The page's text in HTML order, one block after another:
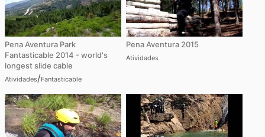
Pena Aventura Park
Fantasticable 2014 - world's
longest slide cable
Atividades/Fantasticable
Pena Aventura 2015
Atividades